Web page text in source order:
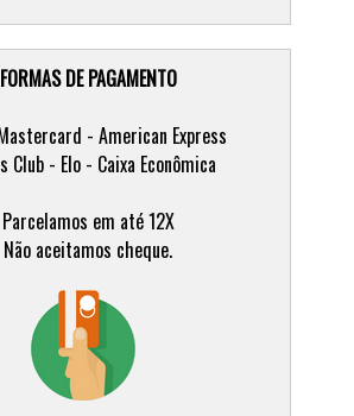
FORMAS DE PAGAMENTO
- American Express
Club - Elo - Caixa Econômica
Parcelamos em até 12X
Não aceitamos cheque.